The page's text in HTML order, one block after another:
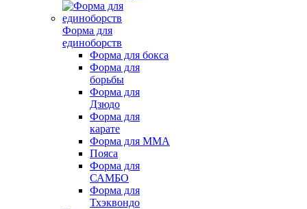
Форма для
единоборств
Форма для бокса
Форма для
борьбы
Форма для
Дзюдо
Форма для
карате
Форма для MMA
Пояса
Форма для
САМБО
Форма для
Тхэквондо